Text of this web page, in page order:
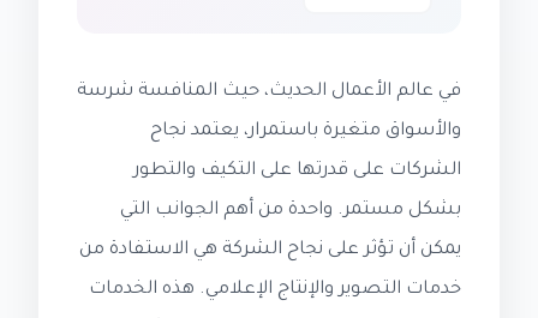
في عالم الأعمال الحديث، حيث المنافسة شرسة
والأسواق متغيرة باستمرار، يعتمد نجاح
الشركات على قدرتها على التكيف والتطور
بشكل مستمر. واحدة من أهم الجوانب التي
يمكن أن تؤثر على نجاح الشركة هي الاستفادة من
خدمات التصوير والإنتاج الإعلامي. هذه الخدمات